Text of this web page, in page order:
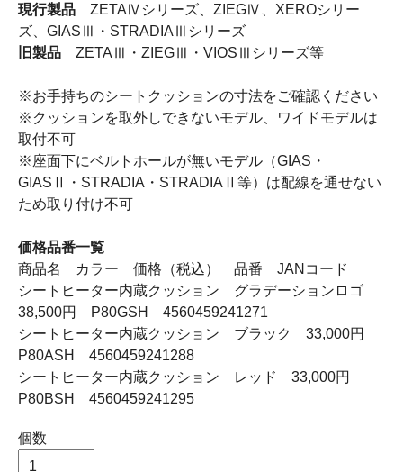
現行製品 ZETAⅣシリーズ、ZIEGⅣ、XEROシリー
ズ、GIASⅢ・STRADIAⅢシリーズ
旧製品 ZETAⅢ・ZIEGⅢ・VIOSⅢシリーズ等
※お手持ちのシートクッションの寸法をご確認ください
※クッションを取外しできないモデル、ワイドモデルは
取付不可
※座面下にベルトホールが無いモデル（GIAS・
GIASⅡ・STRADIA・STRADIAⅡ等）は配線を通せない
ため取り付け不可
価格品番一覧
商品名 カラー 価格（税込） 品番 JANコード
シートヒーター内蔵クッション グラデーションロゴ
38,500円 P80GSH 4560459241271
シートヒーター内蔵クッション ブラック 33,000円
P80ASH 4560459241288
シートヒーター内蔵クッション レッド 33,000円
P80BSH 4560459241295
個数